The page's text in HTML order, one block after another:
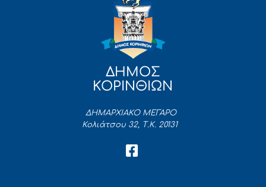
ΔΗΜΟΣ
ΚΟΡΙΝΘΙΩΝ
ΔΗΜΑΡΧΙΑΚΟ ΜΕΓΑΡΟ
Κολιάτσου 32, Τ.Κ. 20131